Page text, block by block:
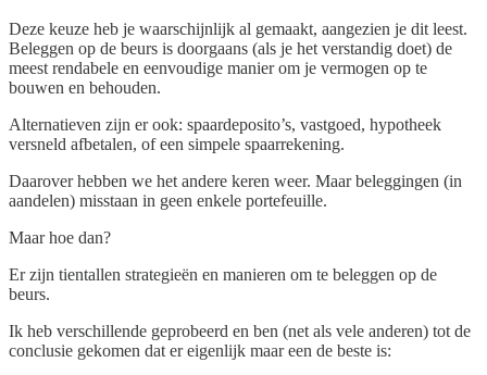
Deze keuze heb je waarschijnlijk al gemaakt, aangezien je dit leest.
Beleggen op de beurs is doorgaans (als je het verstandig doet) de
meest rendabele en eenvoudige manier om je vermogen op te
bouwen en behouden.
Alternatieven zijn er ook: spaardeposito’s, vastgoed, hypotheek
versneld afbetalen, of een simpele spaarrekening.
Daarover hebben we het andere keren weer. Maar beleggingen (in
aandelen) misstaan in geen enkele portefeuille.
Maar hoe dan?
Er zijn tientallen strategieën en manieren om te beleggen op de
beurs.
Ik heb verschillende geprobeerd en ben (net als vele anderen) tot de
conclusie gekomen dat er eigenlijk maar een de beste is: